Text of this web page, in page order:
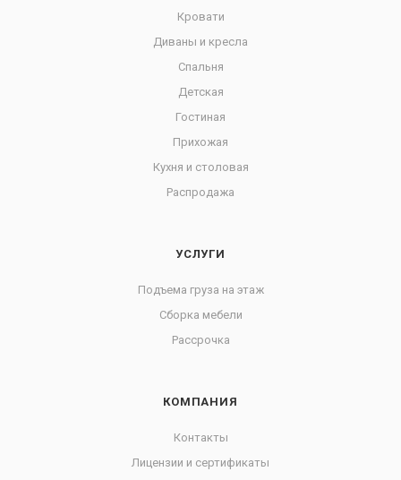
Кровати
Диваны и кресла
Спальня
Детская
Гостиная
Прихожая
Кухня и столовая
Распродажа
УСЛУГИ
Подъема груза на этаж
Сборка мебели
Рассрочка
КОМПАНИЯ
Контакты
Лицензии и сертификаты